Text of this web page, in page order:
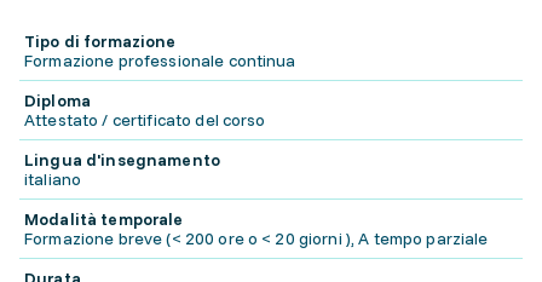
Tipo di formazione
Formazione professionale continua
Diploma
Attestato / certificato del corso
Lingua d'insegnamento
italiano
Modalità temporale
Formazione breve (< 200 ore o < 20 giorni ), A tempo parziale